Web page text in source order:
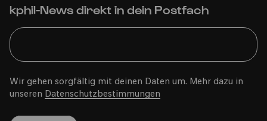
kphil-News direkt in dein Postfach
Wir gehen sorgfältig mit deinen Daten um. Mehr dazu in
unseren Datenschutzbestimmungen